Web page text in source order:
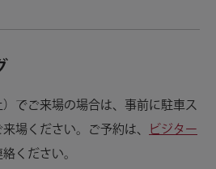
でご来場の場合は、事前に駐車ス
場ください。ご予約は、 ビジター
ください。